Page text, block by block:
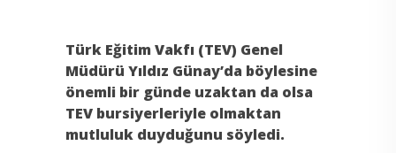
Türk Eğitim Vakfı (TEV) Genel
Müdürü Yıldız Günay’da böylesine
önemli bir günde uzaktan da olsa
TEV bursiyerleriyle olmaktan
mutluluk duyduğunu söyledi.